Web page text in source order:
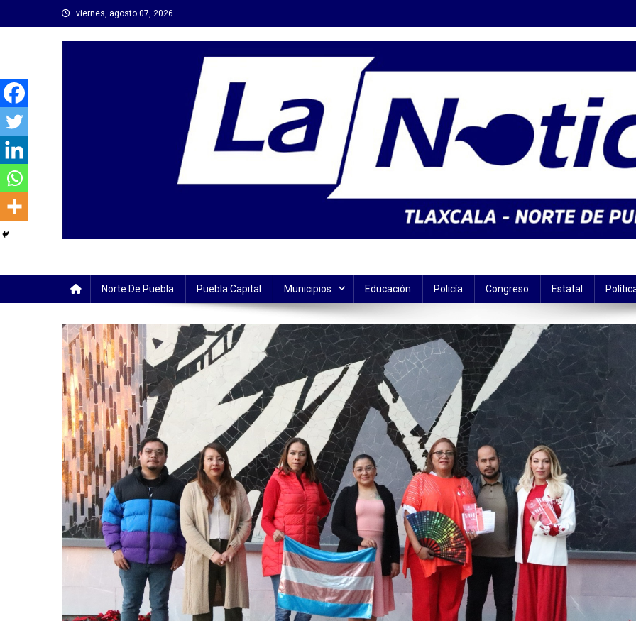
al
viernes, agosto 07, 2026
Norte De Puebla Puebla Capital Municipios Educación Policía Congreso Estatal